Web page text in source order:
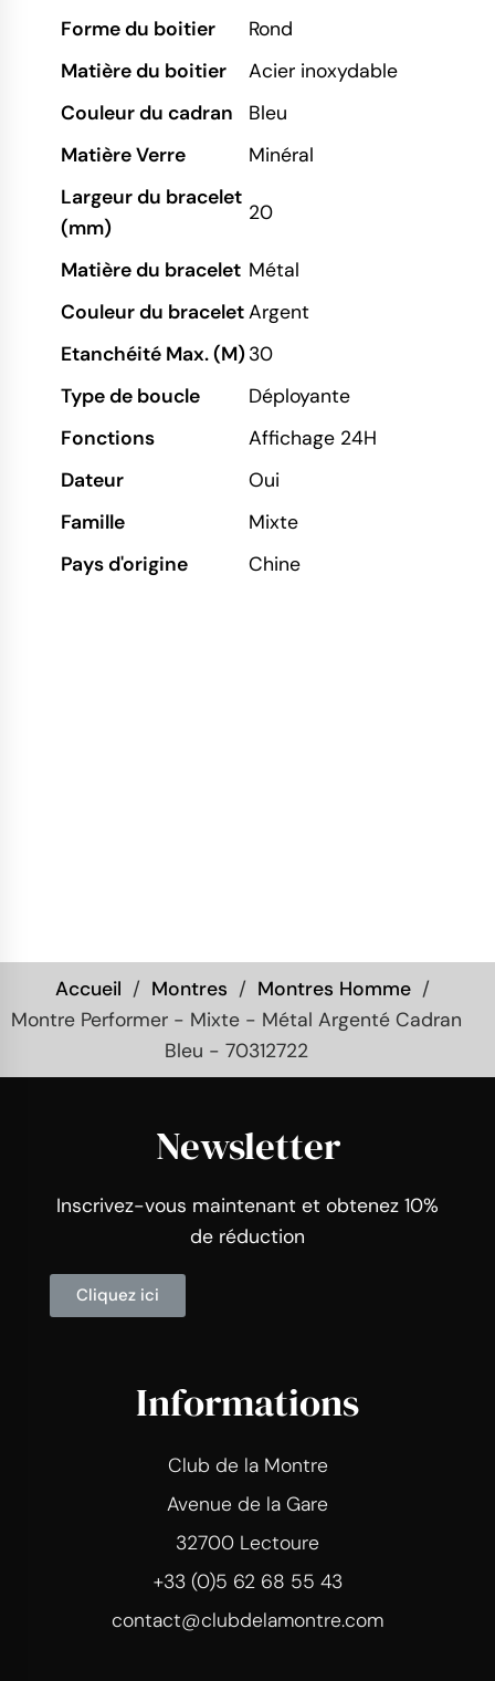
Forme du boitier
Rond
Matière du boitier
Acier inoxydable
Couleur du cadran
Bleu
Matière Verre
Minéral
Largeur du bracelet
(mm)
20
Matière du bracelet Métal
Couleur du braceletArgent
Etanchéité Max. (M)30
Type de boucle
Déployante
Fonctions
Affichage 24H
Dateur
Oui
Famille
Mixte
Pays d'origine
Chine
Accueil Montres
Montres Homme
Montre Performer - Mixte - Métal Argenté Cadran
Bleu - 70312722
Newsletter
Inscrivez-vous maintenant et obtenez 10%
de réduction
Cliquez ici
Informations
Club de la Montre
Avenue de la Gare
32700 Lectoure
+33 (0)5 62 68 55 43
contact@clubdelamontre.com